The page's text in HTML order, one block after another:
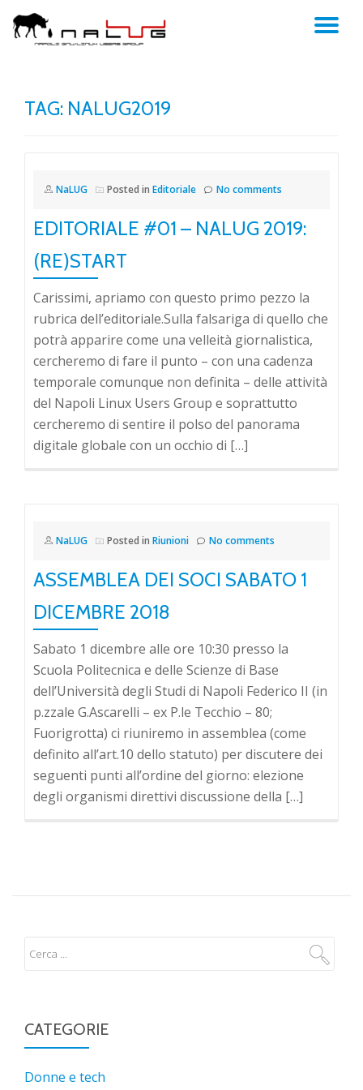
Skip
TAG: NALUG2019
NaLUG Posted in Editoriale No comments
EDITORIALE #01 – NALUG 2019:
(RE)START
Carissimi, apriamo con questo primo pezzo la
rubrica dell’editoriale.Sulla falsariga di quello che
potrà apparire come una velleità giornalistica,
cercheremo di fare il punto – con una cadenza
temporale comunque non definita – delle attività
del Napoli Linux Users Group e soprattutto
cercheremo di sentire il polso del panorama
digitale globale con un occhio di […]
NaLUG Posted in Riunioni No comments
ASSEMBLEA DEI SOCI SABATO 1
DICEMBRE 2018
Sabato 1 dicembre alle ore 10:30 presso la
Scuola Politecnica e delle Scienze di Base
dell’Università degli Studi di Napoli Federico II (in
p.zzale G.Ascarelli – ex P.le Tecchio – 80;
Fuorigrotta) ci riuniremo in assemblea (come
definito all’art.10 dello statuto) per discutere dei
seguenti punti all’ordine del giorno: elezione
degli organismi direttivi discussione della […]
CATEGORIE
Donne e tech